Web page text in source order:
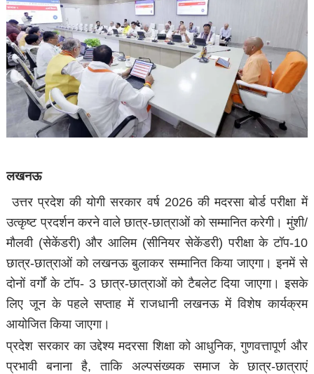
लखनऊ
उत्तर प्रदेश की योगी सरकार वर्ष 2026 की मदरसा बोर्ड परीक्षा में
उत्कृष्ट प्रदर्शन करने वाले छात्र-छात्राओं को सम्मानित करेगी। मुंशी/
मौलवी (सेकेंडरी) और आलिम (सीनियर सेकेंडरी) परीक्षा के टॉप-10
छात्र-छात्राओं को लखनऊ बुलाकर सम्मानित किया जाएगा। इनमें से
दोनों वर्गों के टॉप- 3 छात्र-छात्राओं को टैबलेट दिया जाएगा। इसके
लिए जून के पहले सप्ताह में राजधानी लखनऊ में विशेष कार्यक्रम
आयोजित किया जाएगा।
प्रदेश सरकार का उद्देश्य मदरसा शिक्षा को आधुनिक, गुणवत्तापूर्ण और
प्रभावी बनाना है, ताकि अल्पसंख्यक समाज के छात्र-छात्राएं